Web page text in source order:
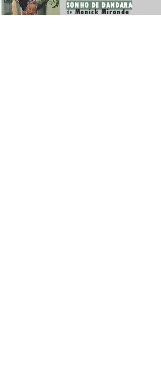
SONHO DE DANDARA
de Monick Miranda